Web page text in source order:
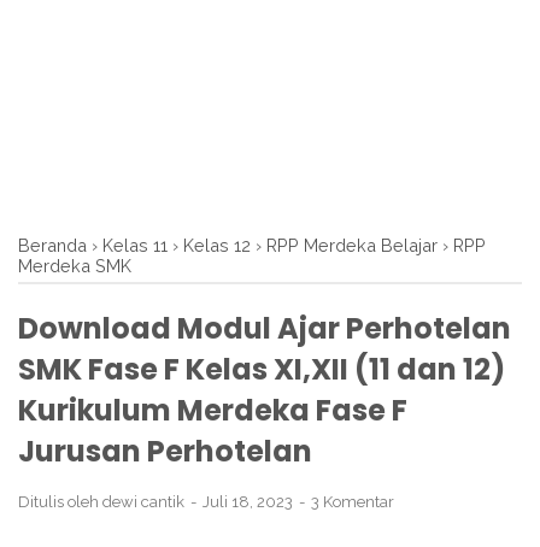
Beranda › Kelas 11 › Kelas 12 › RPP Merdeka Belajar › RPP
Merdeka SMK
Download Modul Ajar Perhotelan
SMK Fase F Kelas XI,XII (11 dan 12)
Kurikulum Merdeka Fase F
Jurusan Perhotelan
Ditulis oleh dewi cantik Juli 18, 2023 3 Komentar